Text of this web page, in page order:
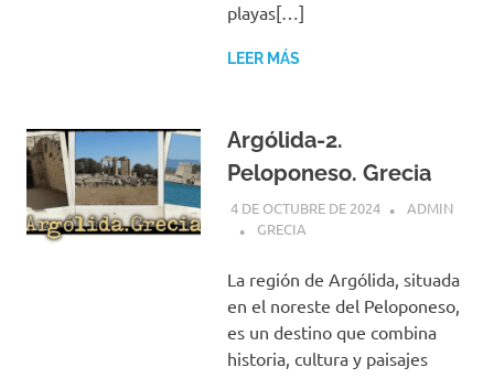
playas[…]
LEER MÁS
Argólida-2.
Peloponeso. Grecia
4 DE OCTUBRE DE 2024
ADMIN
GRECIA
La región de Argólida, situada
en el noreste del Peloponeso,
es un destino que combina
historia, cultura y paisajes